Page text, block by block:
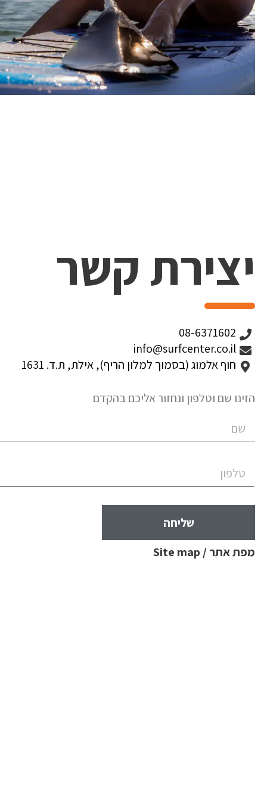
יצירת קשר
08-6371602
info@surfcenter.co.il
חוף אלמוג (בסמוך למלון הריף), אילת, ת.ד. 1631
הזינו שם וטלפון ונחזור אליכם בהקדם
שליחה
מפת אתר / Site map